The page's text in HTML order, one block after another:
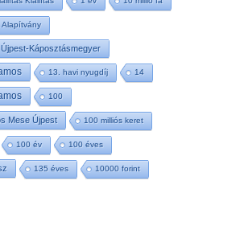
Alapítvány
Újpest-Káposztásmegyer
13. havi nyugdíj 14
100
Mese Újpest 100 milliós keret
100 év 100 éves
135 éves 10000 forint